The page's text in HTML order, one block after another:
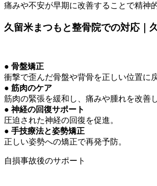
痛みや不安が早期に改善することで精神
久留米まつもと整骨院での対応｜
● 骨盤矯正
衝撃で歪んだ骨盤や背骨を正しい位置に
● 筋肉のケア
筋肉の緊張を緩和し、痛みや腫れを改善
● 神経の回復サポート
圧迫された神経の回復を促進。
● 手技療法と姿勢矯正
正しい姿勢への矯正で再発予防。
自損事故後のサポート